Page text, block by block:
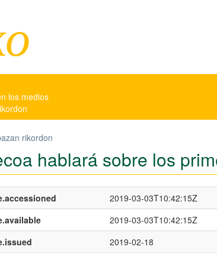
los medios
rikordon
hablará sobre los
2019-03-03T10:42:15Z
2019-03-03T10:42:15Z
2019-02-18